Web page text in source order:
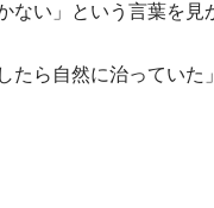
ない」という言葉を見
たら自然に治っていた